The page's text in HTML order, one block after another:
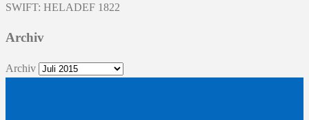
SWIFT: HELADEF 1822
Archiv
Archiv